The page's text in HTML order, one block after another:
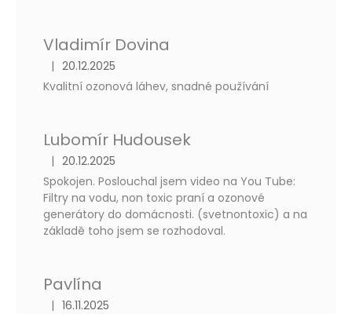
Vladimír Dovina
Hodnocení produktu je 5 z 5 hvězdiček.
| 20.12.2025
Kvalitní ozonová láhev, snadné používání
Lubomír Hudousek
Hodnocení produktu je 5 z 5 hvězdiček.
| 20.12.2025
Spokojen. Poslouchal jsem video na You Tube:
Filtry na vodu, non toxic praní a ozonové
generátory do domácnosti. (svetnontoxic) a na
základě toho jsem se rozhodoval.
Pavlína
Hodnocení produktu je 5 z 5 hvězdiček.
| 16.11.2025